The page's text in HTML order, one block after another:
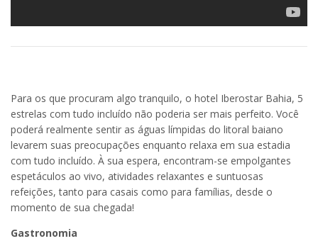
Para os que procuram algo tranquilo, o hotel Iberostar Bahia, 5
estrelas com tudo incluído não poderia ser mais perfeito. Você
poderá realmente sentir as águas límpidas do litoral baiano
levarem suas preocupações enquanto relaxa em sua estadia
com tudo incluído. À sua espera, encontram-se empolgantes
espetáculos ao vivo, atividades relaxantes e suntuosas
refeições, tanto para casais como para famílias, desde o
momento de sua chegada!
Gastronomia